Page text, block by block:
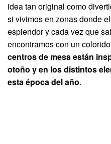
idea tan original como
si vivimos en zonas donde
esplendor y cada vez que
encontramos con un
centros de mesa están
otoño y en los distintos
esta época del año.